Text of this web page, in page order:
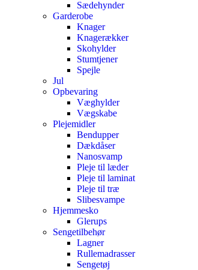
Sædehynder
Garderobe
Knager
Knagerækker
Skohylder
Stumtjener
Spejle
Jul
Opbevaring
Væghylder
Vægskabe
Plejemidler
Bendupper
Dækdåser
Nanosvamp
Pleje til læder
Pleje til laminat
Pleje til træ
Slibesvampe
Hjemmesko
Glerups
Sengetilbehør
Lagner
Rullemadrasser
Sengetøj